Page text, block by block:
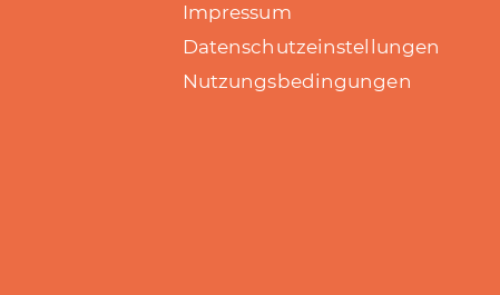
Impressum
Datenschutzeinstellungen
Nutzungsbedingungen